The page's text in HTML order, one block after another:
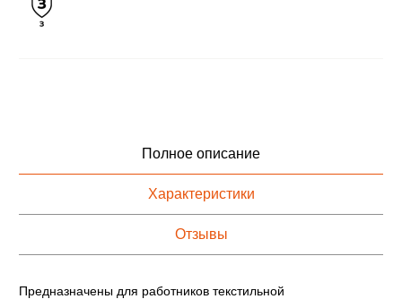
Полное описание
Характеристики
Отзывы
Предназначены для работников текстильной